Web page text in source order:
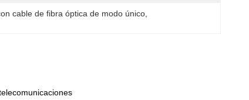
cable de fibra óptica de modo único